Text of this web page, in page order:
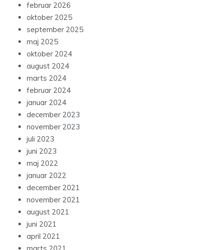
februar 2026
oktober 2025
september 2025
maj 2025
oktober 2024
august 2024
marts 2024
februar 2024
januar 2024
december 2023
november 2023
juli 2023
juni 2023
maj 2022
januar 2022
december 2021
november 2021
august 2021
juni 2021
april 2021